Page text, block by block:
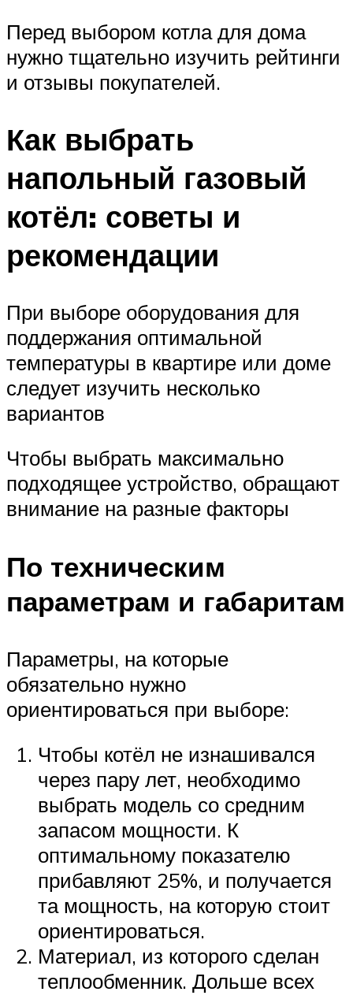
Перед выбором котла для дома
нужно тщательно изучить рейтинги
и отзывы покупателей.
Как выбрать
напольный газовый
котёл: советы и
рекомендации
При выборе оборудования для
поддержания оптимальной
температуры в квартире или доме
следует изучить несколько
вариантов
Чтобы выбрать максимально
подходящее устройство, обращают
внимание на разные факторы
По техническим
параметрам и габаритам
Параметры, на которые
обязательно нужно
ориентироваться при выборе:
Чтобы котёл не изнашивался
через пару лет, необходимо
выбрать модель со средним
запасом мощности. К
оптимальному показателю
прибавляют 25%, и получается
та мощность, на которую стоит
ориентироваться.
Материал, из которого сделан
теплообменник. Дольше всех